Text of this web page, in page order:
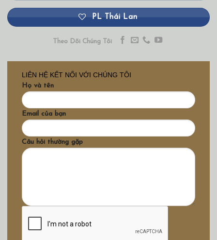
PL Thái Lan
Theo Dõi Chúng Tôi
LIÊN HỆ KẾT NỐI VỚI CHÚNG TÔI
Họ và tên
Email của bạn
Câu hỏi thường gặp